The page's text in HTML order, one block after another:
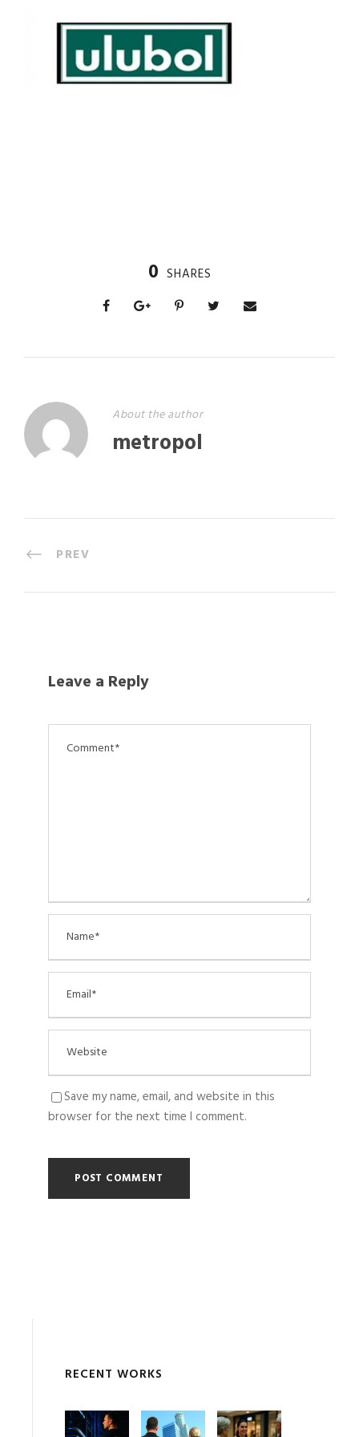
0 SHARES
About the author
metropol
PREV
Leave a Reply
Save my name, email, and website in this
browser for the next time I comment.
RECENT WORKS